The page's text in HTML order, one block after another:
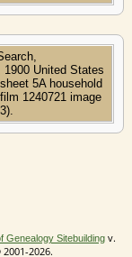
United States
5A household
1240721 image
Genealogy Sitebuildingv.
2026.